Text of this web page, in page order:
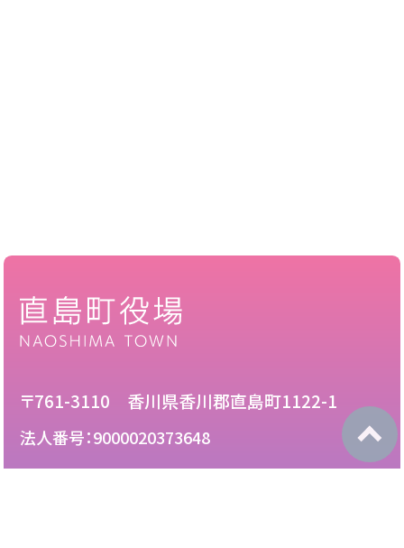
〒761-3110 香川県香川郡直島町1122-1
法人番号：9000020373648